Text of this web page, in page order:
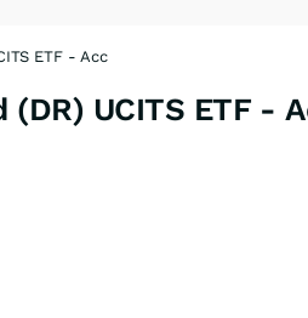
ETF - Acc
UCITS ETF -